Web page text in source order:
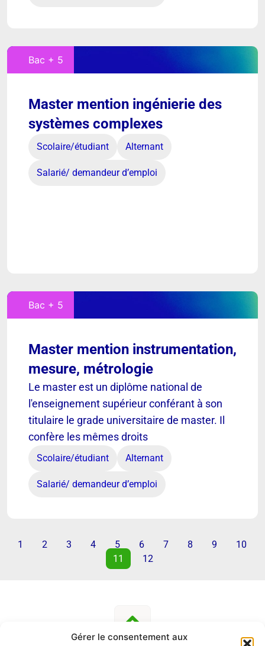
Gérer le consentement aux
Bac + 5
Master mention ingénierie des
systèmes complexes
Scolaire/étudiant Alternant
Salarié/ demandeur d’emploi
Bac + 5
Master mention instrumentation,
mesure, métrologie
Le master est un diplôme national de
l'enseignement supérieur conférant à son
titulaire le grade universitaire de master. Il
confère les mêmes droits
Scolaire/étudiant Alternant
Salarié/ demandeur d’emploi
1 2 3 4 5 6 7 8 9
10
11
12